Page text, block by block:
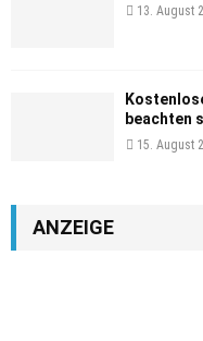
13. August
beachten
15. August
ANZEIGE